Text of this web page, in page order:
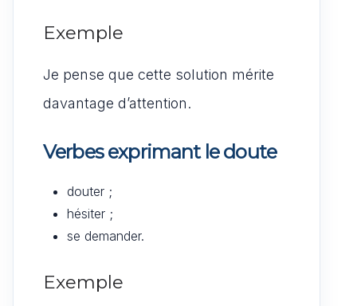
Exemple
Je pense que cette solution mérite
davantage d’attention.
Verbes exprimant le doute
douter ;
hésiter ;
se demander.
Exemple